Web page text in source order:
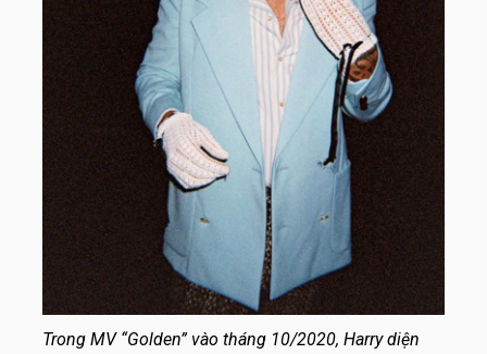
Trong MV “Golden” vào tháng 10/2020, Harry diện